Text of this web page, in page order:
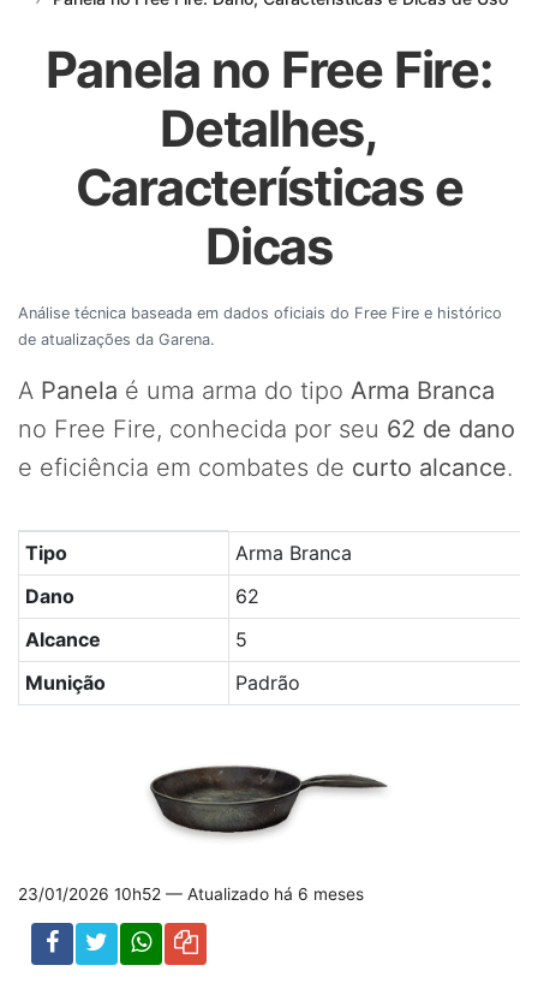
Panela no Free Fire:
Detalhes,
Características e
Dicas
Análise técnica baseada em dados oficiais do Free Fire e histórico
de atualizações da Garena.
A Panela é uma arma do tipo Arma Branca
no Free Fire, conhecida por seu 62 de dano
e eficiência em combates de curto alcance.
Tabela com os principais atributos da arma Panela no
Tipo
Arma Branca
Dano
62
Alcance
5
Munição
Padrão
23/01/2026 10h52 — Atualizado há 6 meses